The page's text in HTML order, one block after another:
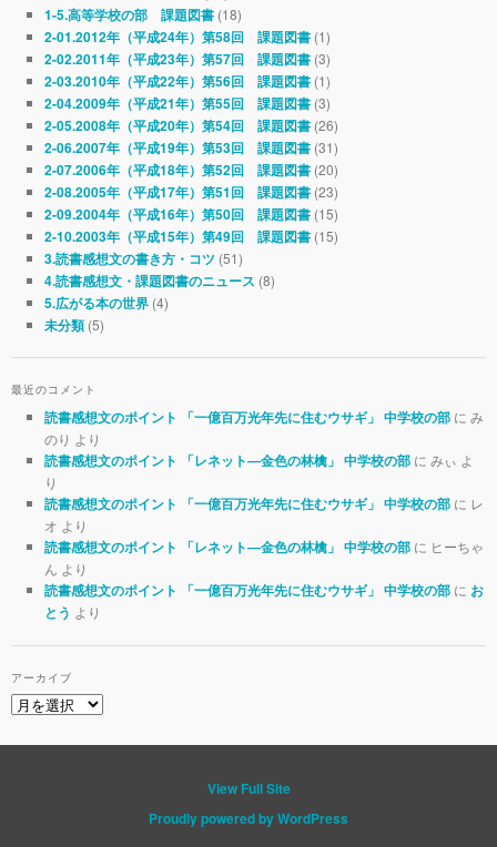
1-5.高等学校の部 課題図書(18)
2-01.2012年（平成24年）第58回 課題図書(1)
2-02.2011年（平成23年）第57回 課題図書(3)
2-03.2010年（平成22年）第56回 課題図書(1)
2-04.2009年（平成21年）第55回 課題図書(3)
2-05.2008年（平成20年）第54回 課題図書(26)
2-06.2007年（平成19年）第53回 課題図書(31)
2-07.2006年（平成18年）第52回 課題図書(20)
2-08.2005年（平成17年）第51回 課題図書(23)
2-09.2004年（平成16年）第50回 課題図書(15)
2-10.2003年（平成15年）第49回 課題図書(15)
3.読書感想文の書き方・コツ (51)
4.読書感想文・課題図書のニュース (8)
5.広がる本の世界(4)
未分類(5)
最近のコメント
読書感想文のポイント 「一億百万光年先に住むウサギ」 中学校の部に み
のり より
読書感想文のポイント 「レネット―金色の林檎」 中学校の部に みぃ よ
り
読書感想文のポイント 「一億百万光年先に住むウサギ」 中学校の部に レ
オ より
読書感想文のポイント 「レネット―金色の林檎」 中学校の部に ヒーちゃ
ん より
読書感想文のポイント 「一億百万光年先に住むウサギ」 中学校の部に お
とう より
アーカイブ
View Full Site
Proudly powered by WordPress